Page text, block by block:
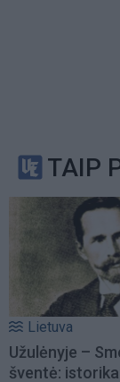
TAIP
Lietuva
Užulėnyje –
šventė: